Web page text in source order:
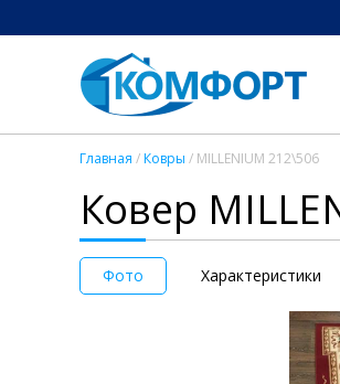
Главная /Ковры / MILLENIUM 212\506
Ковер
Фото Характеристики